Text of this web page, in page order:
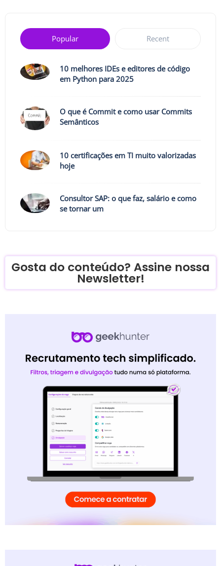
Popular Recent
10 melhores IDEs e editores de código
em Python para 2025
O que é Commit e como usar Commits
Semânticos
10 certificações em TI muito valorizadas
hoje
Consultor SAP: o que faz, salário e como
se tornar um
Gosta do conteúdo? Assine nossa
Newsletter!